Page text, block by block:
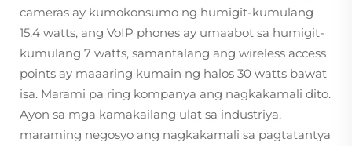
cameras ay kumokonsumo ng humigit-kumulang
15.4 watts, ang VoIP phones ay umaabot sa humigit-
kumulang 7 watts, samantalang ang wireless access
points ay maaaring kumain ng halos 30 watts bawat
isa. Marami pa ring kompanya ang nagkakamali dito.
Ayon sa mga kamakailang ulat sa industriya,
maraming negosyo ang nagkakamali sa pagtatantya